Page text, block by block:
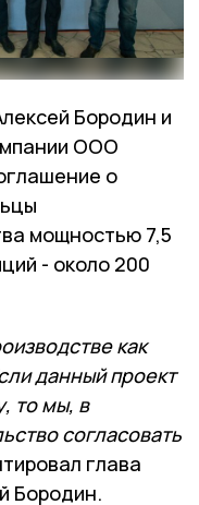
Бородин и
ООО
о
мощностью 7,5
- около 200
как
данный проект
то мы, в
согласовать
глава
Бородин.